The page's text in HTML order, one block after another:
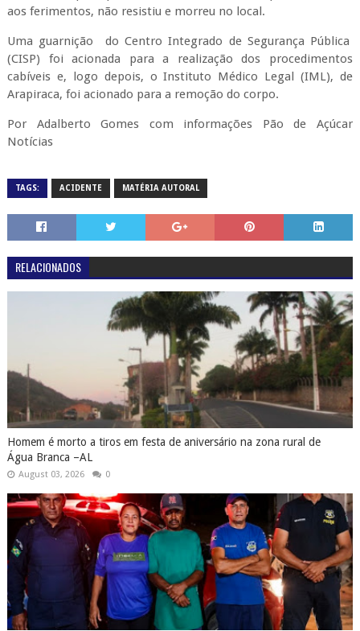
aos ferimentos, não resistiu e morreu no local.
Uma guarnição do Centro Integrado de Segurança Pública
(CISP) foi acionada para a realização dos procedimentos
cabíveis e, logo depois, o Instituto Médico Legal (IML), de
Arapiraca, foi acionado para a remoção do corpo.
Por Adalberto Gomes com informações Pão de Açúcar
Notícias
TAGS: ACIDENTE MATÉRIA AUTORAL
RELACIONADOS
Homem é morto a tiros em festa de aniversário na zona rural de
Água Branca –AL
August 03, 2026 0